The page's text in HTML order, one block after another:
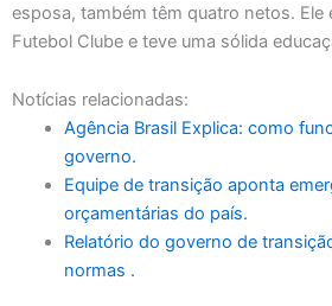
esposa, também têm quatro netos. Ele
Futebol Clube e teve uma sólida
Notícias relacionadas:
Agência Brasil Explica: como
governo.
Equipe de transição aponta
orçamentárias do país.
Relatório do governo de
normas .